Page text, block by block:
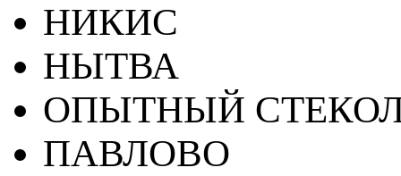
НИКИС
НЫТВА
ОПЫТНЫЙ
ПАВЛОВО